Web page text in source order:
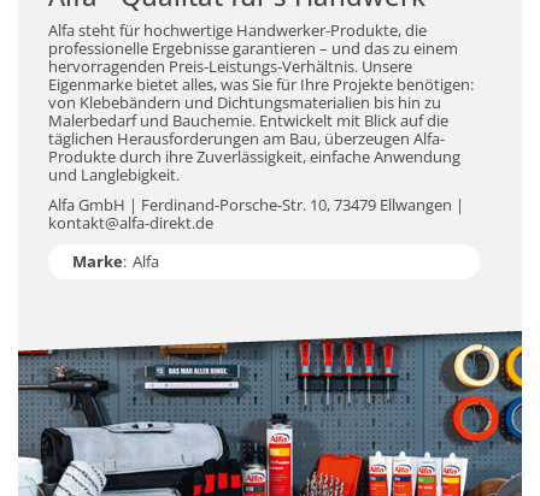
Alfa steht für hochwertige Handwerker-Produkte, die
professionelle Ergebnisse garantieren – und das zu einem
hervorragenden Preis-Leistungs-Verhältnis. Unsere
Eigenmarke bietet alles, was Sie für Ihre Projekte benötigen:
von Klebebändern und Dichtungsmaterialien bis hin zu
Malerbedarf und Bauchemie. Entwickelt mit Blick auf die
täglichen Herausforderungen am Bau, überzeugen Alfa-
Produkte durch ihre Zuverlässigkeit, einfache Anwendung
und Langlebigkeit.
Alfa GmbH | Ferdinand-Porsche-Str. 10, 73479 Ellwangen |
kontakt@alfa-direkt.de
Marke: Alfa